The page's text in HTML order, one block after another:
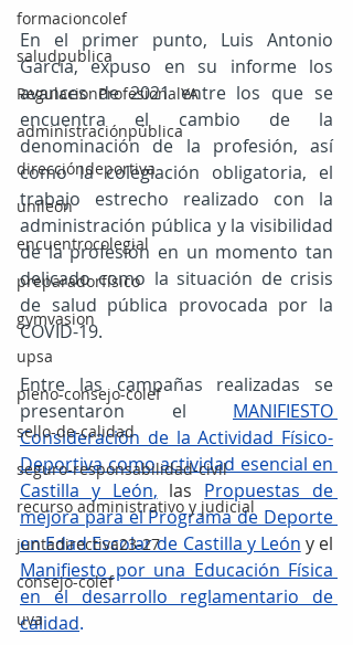
formacioncolef
saludpublica
RegulacionProfesionalYA
administraciónpública
direccióndeportiva
unileon
encuentrocolegial
preparadorfísico
gymvasion
upsa
pleno-consejo-colef
sello-de-calidad
seguro-responsabilidad-civil
recurso administrativo y judicial
juntadirectiva23-27
consejo-colef
uva
En el primer punto, Luis Antonio
García, expuso en su informe los
avances de 2021 entre los que se
encuentra el cambio de la
denominación de la profesión, así
como la colegiación obligatoria, el
trabajo estrecho realizado con la
administración pública y la visibilidad
de la profesión en un momento tan
delicado como la situación de crisis
de salud pública provocada por la
COVID-19.
Entre las campañas realizadas se
presentaron el MANIFIESTO
Consideración de la Actividad Físico-
Deportiva como actividad esencial en
Castilla y León, las Propuestas de
mejora para el Programa de Deporte
en Edad Escolar de Castilla y León y el
Manifiesto por una Educación Física
en el desarrollo reglamentario de
calidad.